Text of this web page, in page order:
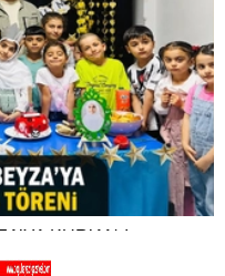
KUR’AN-I